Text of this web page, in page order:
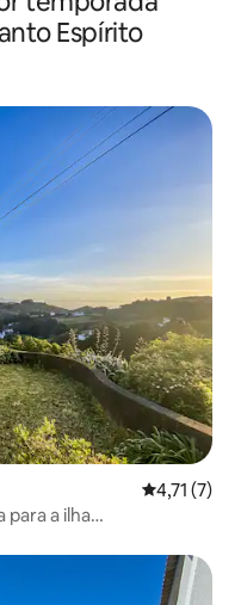
Espírito
4,71 de
4,71 (7)
para a ilha